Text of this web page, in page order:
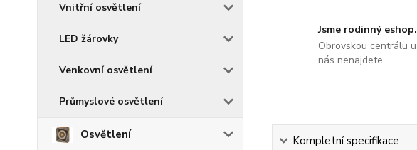
Vnitřní osvětlení
LED žárovky
Venkovní osvětlení
Průmyslové osvětlení
Osvětlení
Jsme rodinný eshop.
Obrovskou centrálu u
nás nenajdete.
Kompletní specifikace